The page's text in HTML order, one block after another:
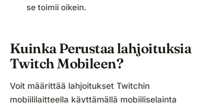
se toimii oikein.
Kuinka Perustaa lahjoituksia
Twitch Mobileen?
Voit määrittää lahjoitukset Twitchin
mobiililaitteella käyttämällä mobiiliselainta